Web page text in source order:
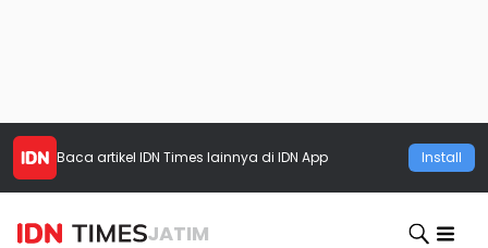
Baca artikel IDN Times lainnya di IDN App Install
JATIM